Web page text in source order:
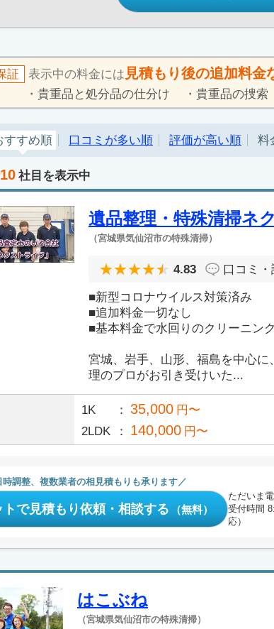
証 表示中の料金には 見積もり後の追加料金
貴重品と処分品の仕分け 貴重品の捜索
すすめ順 口コミが多い順 評価が高い順 料
社目を表示中
遺品整理・特殊清掃ネ
（宮城県気仙沼市の特殊清掃）
4.83 口コミ・
■新型コロナウイルス対策済み
■追加料金一切なし
■基本料金で水回りのクリーニン
宮城、岩手、山形、福島を中心
理のプロがお引き受けいた...
1K 35,000 円〜
2LDK
140,000 円〜
時調整、複数業者の相見積もりも承ります
トで見積もり依頼・相談する （無料）
ただいま
受付時間
応）
はこぶね
（宮城県気仙沼市の特殊清掃）